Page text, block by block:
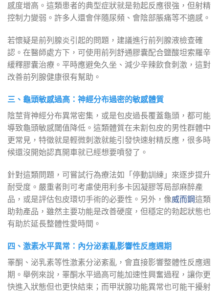
感度增高。這類患者的典型症狀就是勃起反應很強，但射精
控制力變弱。許多人還會伴隨尿頻、會陰部脹痛等不適感。
若懷疑是前列腺炎引起的問題，建議進行前列腺液檢查確
認。在醫師處方下，可使用前列舒通膠囊配合鹽酸坦索羅辛
緩釋膠囊治療。平時應避免久坐、減少辛辣飲食刺激，這對
改善前列腺健康很有幫助。
三、龜頭敏感過高：神經分布過密的敏感體質
陰莖背神經分布異常密集，或是包皮過長覆蓋龜頭，都可能
導致龜頭敏感閾值降低。這類體質在未割包皮的男性群體中
更常見，特徵就是輕微刺激就能引發快速射精反應，很多時
候還沒開始認真開車就已經想要噴發了。
針對這類問題，可嘗試行為療法如「停動訓練」來逐步提升
耐受度。嚴重者則可考慮使用利多卡因凝膠等局部麻醉產
品，或是評估包皮環切手術的必要性。另外，像威而鋼這類
助勃產品，雖然主要功能是改善硬度，但穩定的勃起狀態也
有助於延長整體性愛時間。
四、激素水平異常：內分泌紊亂影響性反應週期
睪酮、泌乳素等性激素分泌紊亂，會直接影響整體性反應週
期。舉例來說，睪酮水平過高可能加速性興奮過程，讓你更
快進入狀態但也更快結束；而甲狀腺功能異常也可能干擾射